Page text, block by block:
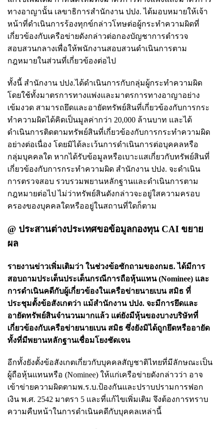
ทางอาญานั้น เลขาธิการสำนักงาน ปปง. ได้มอบหมายให้เจ้า
หน้าที่ดำเนินการร้องทุกข์กล่าวโทษต่อผู้กระทำความผิดที่
เกี่ยวข้องกับเครือข่ายดังกล่าวต่อกองบัญชาการตำรวจ
สอบสวนกลางเพื่อให้พนักงานสอบสวนดำเนินการตาม
กฎหมายในส่วนที่เกี่ยวข้องต่อไป
ทั้งนี้ สำนักงาน ปปง.ได้ดำเนินการกับกลุ่มผู้กระทำความผิด
โดยใช้ทั้งมาตรการทางแพ่งและมาตรการทางอาญาอย่าง
เข้มงวด สามารถยึดและอายัดทรัพย์สินที่เกี่ยวข้องกับการกระ
ทำความผิดได้คิดเป็นมูลค่ากว่า 20,000 ล้านบาท และได้
ดำเนินการติดตามทรัพย์สินที่เกี่ยวข้องกับการกระทำความผิด
อย่างต่อเนื่อง โดยมิได้ละเว้นการดำเนินการต่อบุคคลหรือ
กลุ่มบุคคลใด หากได้รับข้อมูลหรือเบาะแสเกี่ยวกับทรัพย์สินที่
เกี่ยวข้องกับการกระทำความผิด สำนักงาน ปปง. จะดำเนิน
การตรวจสอบ รวบรวมพยานหลักฐานและดำเนินการตาม
กฎหมายต่อไป ไม่ว่าทรัพย์สินดังกล่าวจะอยู่ใสความครอบ
ครองของบุคคลใดหรืออยู่ในสถานที่ใดก็ตาม
@ ประสานต่างประเทศขอข้อมูลกองทุน CAI ขยาย
ผล
รายงานข่าวเพิ่มเติมว่า ในช่วงข้อซักถามของกมธ. ได้มีการ
สอบถามประเด็นประเด็นกรณีการถือหุ้นแทน (Nominee) และ
การดำเนินคดีกับผู้เกี่ยวข้องในเครือข่ายนายเบน สมิธ ที่
ประชุมตั้งข้อสังเกตว่า แม้สำนักงาน ปปง. จะมีการยึดและ
อายัดทรัพย์สินจำนวนมากแล้ว แต่ยังมีหุ้นของบางบริษัทที่
เกี่ยวข้องกับเครือข่ายนายเบน สมิธ ซึ่งยังมิได้ถูกยึดหรืออายัด
ทั้งที่มีพยานหลักฐานเชื่อมโยงชัดเจน
อีกทั้งยังตั้งข้อสังเกตเกี่ยวกับบุคคลสัญชาติไทยที่มีลักษณะเป็น
ผู้ถือหุ้นแทนหรือ (Nominee) ให้แก่เครือข่ายดังกล่าวว่า อาจ
เข้าข่ายความผิดตามพ.ร.บ.ป้องกันและปราบปรามการฟอก
เงิน พ.ศ. 2542 มาตรา 5 และที่แก้ไขเพิ่มเติม จึงต้องการทราบ
ความคืบหน้าในการดำเนินคดีกับบุคคลเหล่านี้